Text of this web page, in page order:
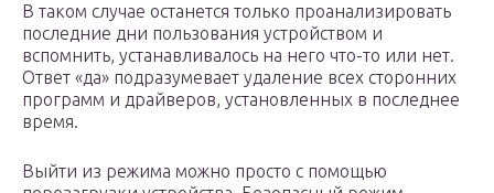
В таком случае останется только проанализировать
последние дни пользования устройством и
вспомнить, устанавливалось на него что-то или нет.
Ответ «да» подразумевает удаление всех сторонних
программ и драйверов, установленных в последнее
время.
Выйти из режима можно просто с помощью